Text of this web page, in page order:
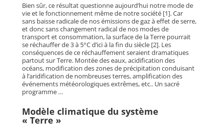
Bien sûr, ce résultat questionne aujourd’hui notre mode de
vie et le fonctionnement même de notre société [1]. Car
sans baisse radicale de nos émissions de gaz à effet de serre,
et donc sans changement radical de nos modes de
transport et consommation, la surface de la Terre pourrait
se réchauffer de 3 à 5°C d’ici à la fin du siècle [2]. Les
conséquences de ce réchauffement seraient dramatiques
partout sur Terre. Montée des eaux, acidification des
océans, modification des zones de précipitation conduisant
à l’aridification de nombreuses terres, amplification des
événements météorologiques extrêmes, etc.. Un sacré
programme …
Modèle climatique du système
« Terre »